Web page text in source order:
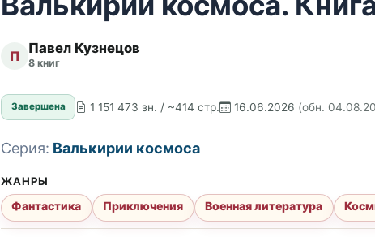
П Павел Кузнецов
8 книг
Завершена 1 151 473 зн. / ~414 стр. 16.06.2026 (обн.
Серия: Валькирии космоса
ЖАНРЫ
Фантастика Приключения Военная литература